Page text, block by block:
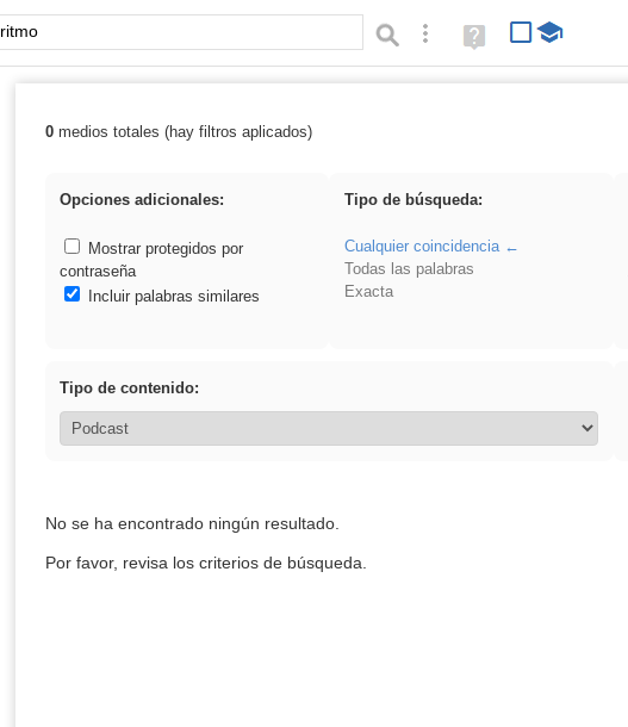
Palabra o frase: Búsqueda avanzada
Ayuda
(en
Resultados de: ritmo
0medios totales (hay filtros aplicados)
Opciones adicionales:
Mostrar protegidos por
contraseña
Incluir palabras similares
Tipo de búsqueda:
Cualquier coincidencia
Todas las palabras
Exacta
Tipo de contenido:
No se ha encontrado ningún resultado.
Por favor, revisa los criterios de búsqueda.